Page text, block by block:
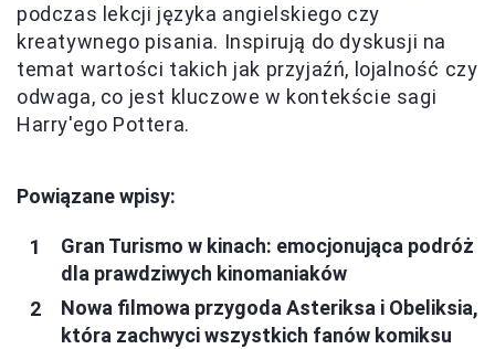
podczas lekcji języka angielskiego czy
kreatywnego pisania. Inspirują do dyskusji na
temat wartości takich jak przyjaźń, lojalność czy
odwaga, co jest kluczowe w kontekście sagi
Harry'ego Pottera.
Powiązane wpisy:
Gran Turismo w kinach: emocjonująca podróż
dla prawdziwych kinomaniaków
Nowa filmowa przygoda Asteriksa i Obeliksia,
która zachwyci wszystkich fanów komiksu